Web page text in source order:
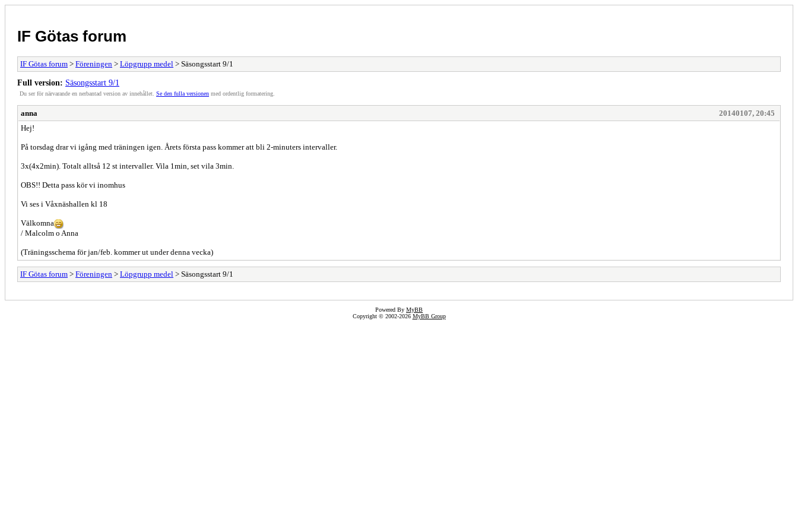
IF Götas forum
IF Götas forum > Föreningen > Löpgrupp medel > Säsongsstart 9/1
Full version: Säsongsstart 9/1
Du ser för närvarande en nerbantad version av innehållet. Se den fulla versionen med ordentlig formatering.
anna
20140107, 20:45
Hej!
På torsdag drar vi igång med träningen igen. Årets första pass kommer att bli 2-minuters intervaller.
3x(4x2min). Totalt alltså 12 st intervaller. Vila 1min, set vila 3min.
OBS!! Detta pass kör vi inomhus
Vi ses i Våxnäshallen kl 18
Välkomna
/ Malcolm o Anna
(Träningsschema för jan/feb. kommer ut under denna vecka)
IF Götas forum > Föreningen > Löpgrupp medel > Säsongsstart 9/1
Powered By MyBB
Copyright © 2002-2026 MyBB Group